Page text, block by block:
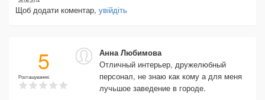
Щоб додати коментар, увійдіть
5
Розташування:
Анна Любимова
Отличный интерьер, дружелюбный
персонал, не знаю как кому а для меня
лучьшое заведение в городе.